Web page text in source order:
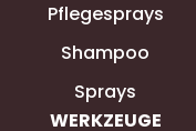
Pflegesprays
Shampoo
Sprays
WERKZEUGE